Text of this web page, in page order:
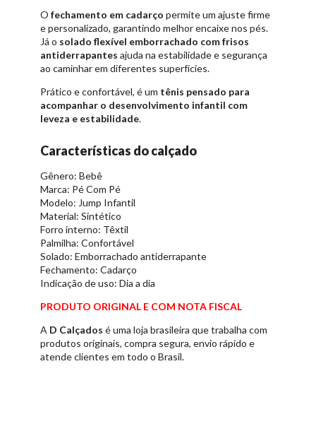
O fechamento em cadarço permite um ajuste firme
e personalizado, garantindo melhor encaixe nos pés.
Já o solado flexível emborrachado com frisos
antiderrapantes ajuda na estabilidade e segurança
ao caminhar em diferentes superfícies.
Prático e confortável, é um tênis pensado para
acompanhar o desenvolvimento infantil com
leveza e estabilidade.
Características do calçado
Gênero: Bebê
Marca: Pé Com Pé
Modelo: Jump Infantil
Material: Sintético
Forro interno: Têxtil
Palmilha: Confortável
Solado: Emborrachado antiderrapante
Fechamento: Cadarço
Indicação de uso: Dia a dia
PRODUTO ORIGINAL E COM NOTA FISCAL
A D Calçados é uma loja brasileira que trabalha com
produtos originais, compra segura, envio rápido e
atende clientes em todo o Brasil.